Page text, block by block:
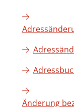
Änderung